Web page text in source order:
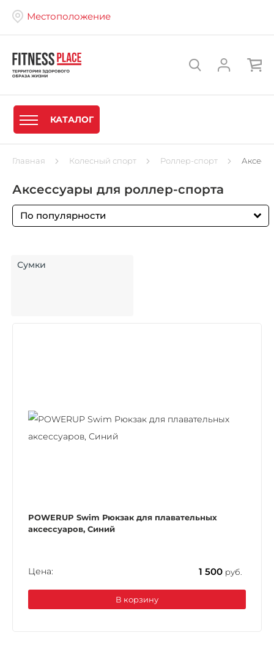
Местоположение
КАТАЛОГ
Главная Колесный спорт Роллер-спорт
Аксессуары для роллер-спорта
По популярности
Сумки
POWERUP Swim Рюкзак для плавательных
аксессуаров, Синий
Цена: 1 500 руб.
В корзину